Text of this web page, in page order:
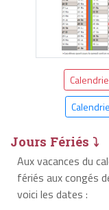
Jours Fériés ⤵
Aux vacances du
fériés aux congés
voici les dates :